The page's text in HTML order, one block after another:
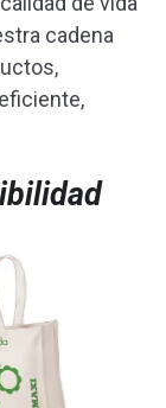
cadena